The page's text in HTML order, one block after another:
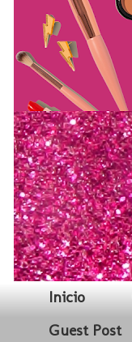
Inicio
Guest Post